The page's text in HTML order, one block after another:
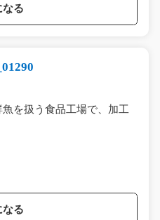
なる
を扱う食品工場で、加工
なる